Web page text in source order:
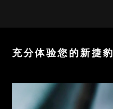
充分体验您的新捷豹